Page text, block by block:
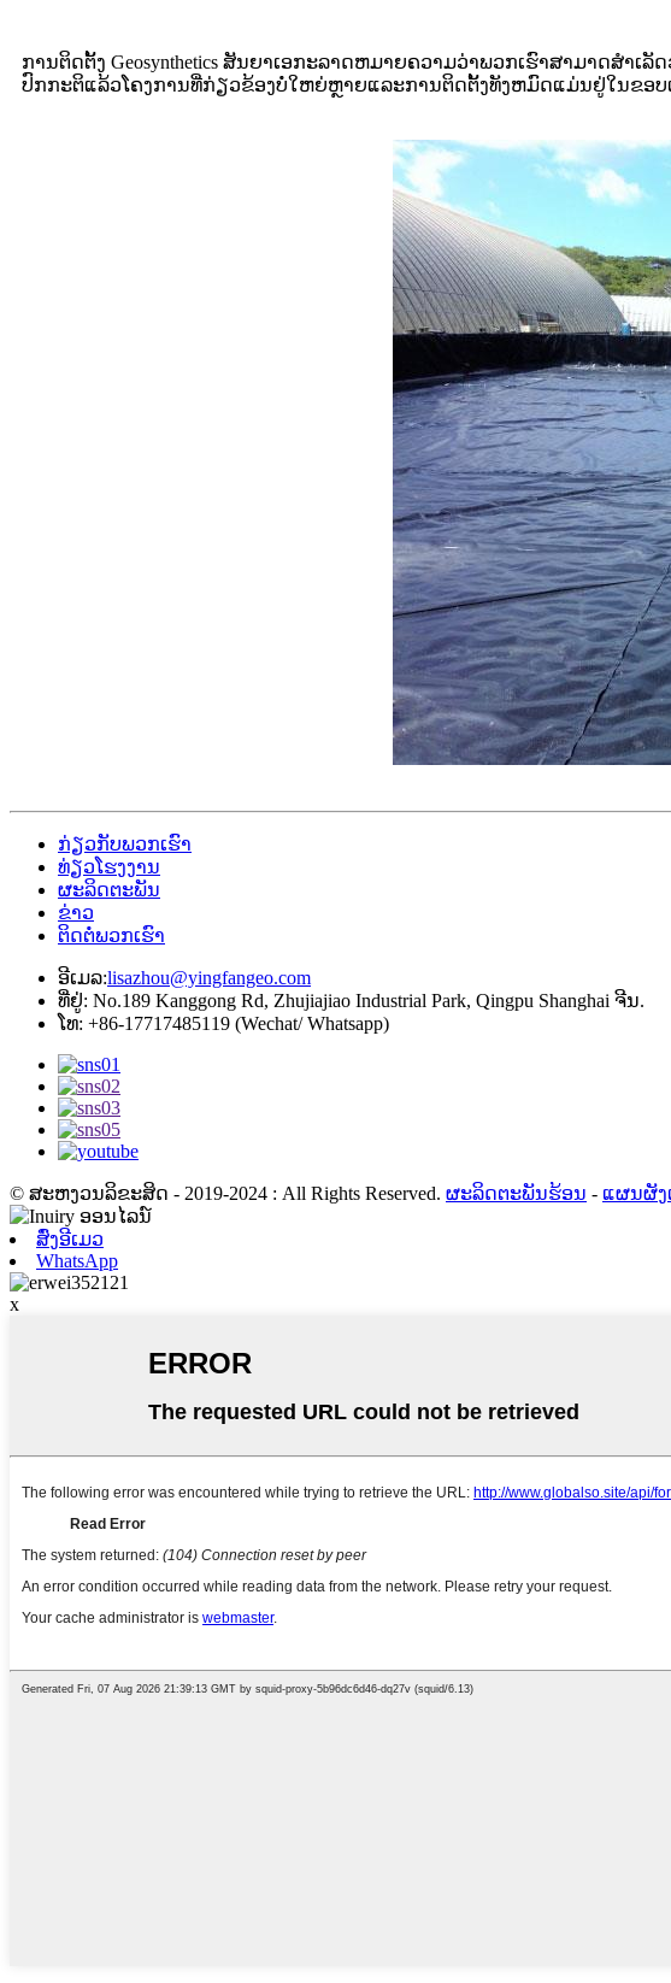
ການຕິດຕັ້ງ Geosynthetics ສັນຍາເອກະລາດຫມາຍຄວາມວ່າພວກເຮົາສາມາດສໍາເລັ
ປົກກະຕິແລ້ວໂຄງການທີ່ກ່ຽວຂ້ອງບໍ່ໃຫຍ່ຫຼາຍແລະການຕິດຕັ້ງທັງຫມົດແມ່ນຢູ່ໃນຂອບ
ກ່ຽວກັບພວກເຮົາ
ທ່ຽວໂຮງງານ
ຜະລິດຕະພັນ
ຂ່າວ
ຕິດຕໍ່ພວກເຮົາ
ອີເມລ:lisazhou@yingfangeo.com
ທີ່ຢູ່: No.189 Kanggong Rd, Zhujiajiao Industrial Park, Qingpu Shanghai ຈີນ.
ໂທ: +86-17717485119 (Wechat/ Whatsapp)
© ສະຫງວນລິຂະສິດ - 2019-2024 : All Rights Reserved. ຜະລິດຕະພັນຮ້ອນ - ແຜນຜັງ
ສົ່ງອີເມວ
WhatsApp
x